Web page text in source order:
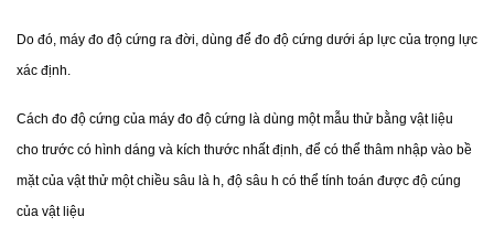
Do đó, máy đo độ cứng ra đời, dùng để đo độ cứng dưới áp lực của trọng lực
xác định.
Cách đo độ cứng của máy đo độ cứng là dùng một mẫu thử bằng vật liệu
cho trước có hình dáng và kích thước nhất định, để có thể thâm nhập vào bề
mặt của vật thử một chiều sâu là h, độ sâu h có thể tính toán được độ cúng
của vật liệu